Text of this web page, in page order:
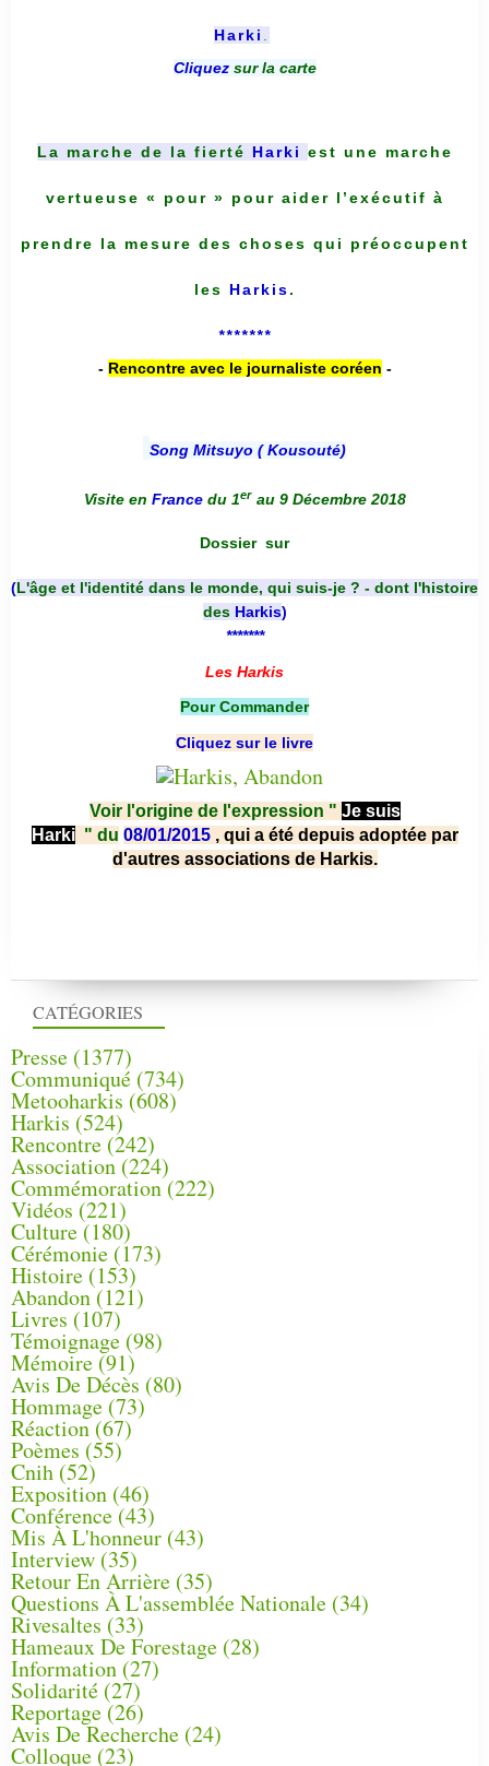
CATÉGORIES
Presse (1377)
Communiqué (734)
Metooharkis (608)
Harkis (524)
Rencontre (242)
Association (224)
Commémoration(222)
Vidéos (221)
Culture(180)
Cérémonie (173)
Histoire (153)
Abandon(121)
Livres (107)
Témoignage (98)
Mémoire (91)
Avis De Décès (80)
Hommage (73)
Réaction(67)
Poèmes (55)
Cnih (52)
Exposition (46)
Conférence(43)
Mis À L'honneur (43)
Interview (35)
Retour En Arrière (35)
Questions À L'assemblée Nationale (34)
Rivesaltes (33)
Hameaux De Forestage (28)
Information (27)
Solidarité (27)
Reportage(26)
Avis De Recherche (24)
Colloque (23)
Harki
Cliquez sur la carte
La marche de la fierté Harki est une marche
vertueuse « pour » pour aider l’exécutif à
prendre la mesure des choses qui préoccupent
les Harkis.
*******
- Rencontre avec le journaliste coréen -
Song Mitsuyo ( Kousouté)
Visite en France du 1er au 9 Décembre 2018
Dossier sur
(L'âge et l'identité dans le monde, qui suis-je ? - dont l'histoire
des Harkis)
*******
Les Harkis
Pour Commander
Cliquez sur le livre
Voir l'origine de l'expression " Je suis
Harki " du 08/01/2015 , qui a été depuis adoptée par
d'autres associations de Harkis.